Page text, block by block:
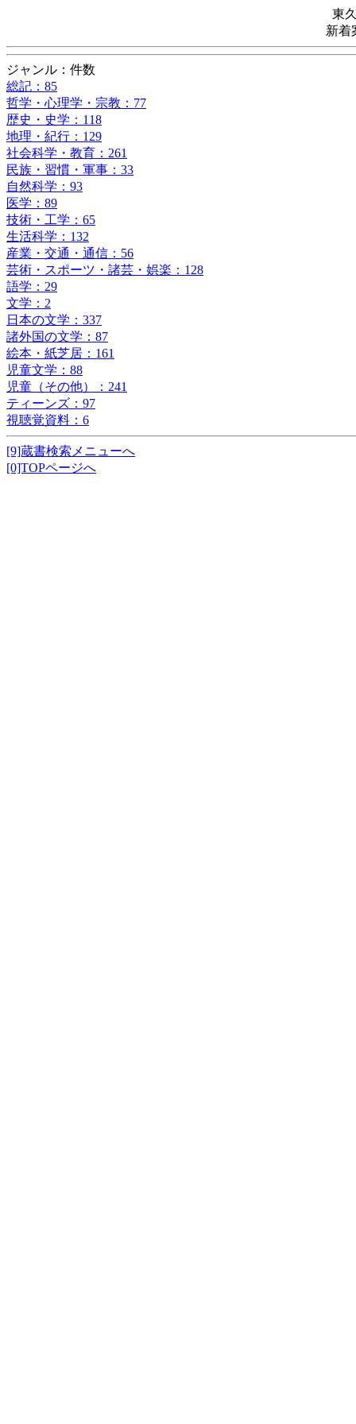
東
新着
ジャンル：件数
総記：85
哲学・心理学・宗教：77
歴史・史学：118
地理・紀行：129
社会科学・教育：261
民族・習慣・軍事：33
自然科学：93
医学：89
技術・工学：65
生活科学：132
産業・交通・通信：56
芸術・スポーツ・諸芸・娯楽：128
語学：29
文学：2
日本の文学：337
諸外国の文学：87
絵本・紙芝居：161
児童文学：88
児童（その他）：241
ティーンズ：97
視聴覚資料：6
[9]蔵書検索メニューへ
[0]TOPページへ